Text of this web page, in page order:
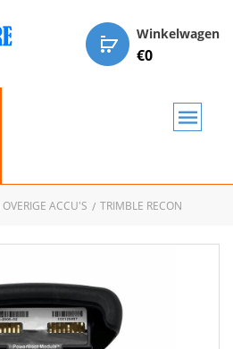
Winkelwagen
€0
OVERIGE ACCU'S TRIMBLE RECON